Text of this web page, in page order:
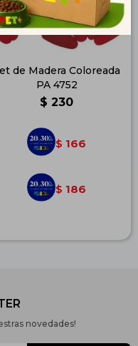
de Madera Coloreada
PA 4752
$ 230
$ 166
$ 186
novedades!